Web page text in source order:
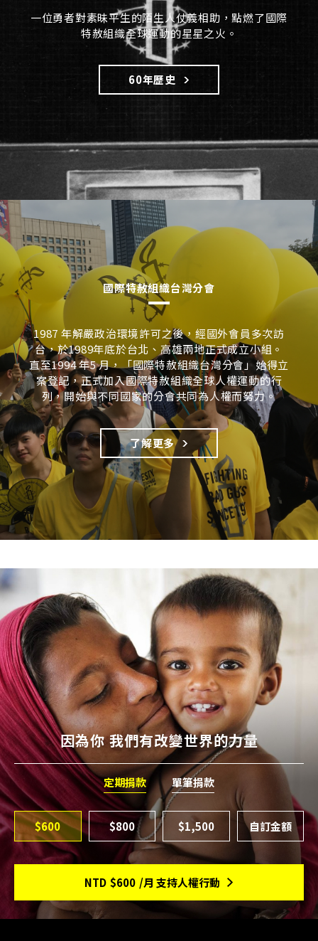
一位勇者對素昧平生的陌生人仗義相助，點燃了國際
特赦組織全球運動的星星之火。
60年歷史
國際特赦組織台灣分會
1987 年解嚴政治環境許可之後，經國外會員多次訪
台，於1989年底於台北、高雄兩地正式成立小組。
直至1994 年5 月，「國際特赦組織台灣分會」始得立
案登記，正式加入國際特赦組織全球人權運動的行
列，開始與不同國家的分會共同為人權而努力。
了解更多
因為你 我們有改變世界的力量
定期捐款 單筆捐款
$600 $800 $1,500
NTD $600 /月 支持人權行動